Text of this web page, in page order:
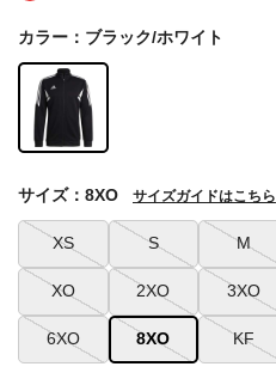
カラー：ブラック/ホワイト
XS S M
XO 2XO 3XO
6XO 8XO KF
サイズ：8XO サイズガイドはこちら